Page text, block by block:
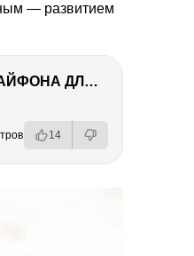
— развитием
НАСТРОЙКИ АЙФОНА ДЛЯ ФОТО И ВИДЕО
14